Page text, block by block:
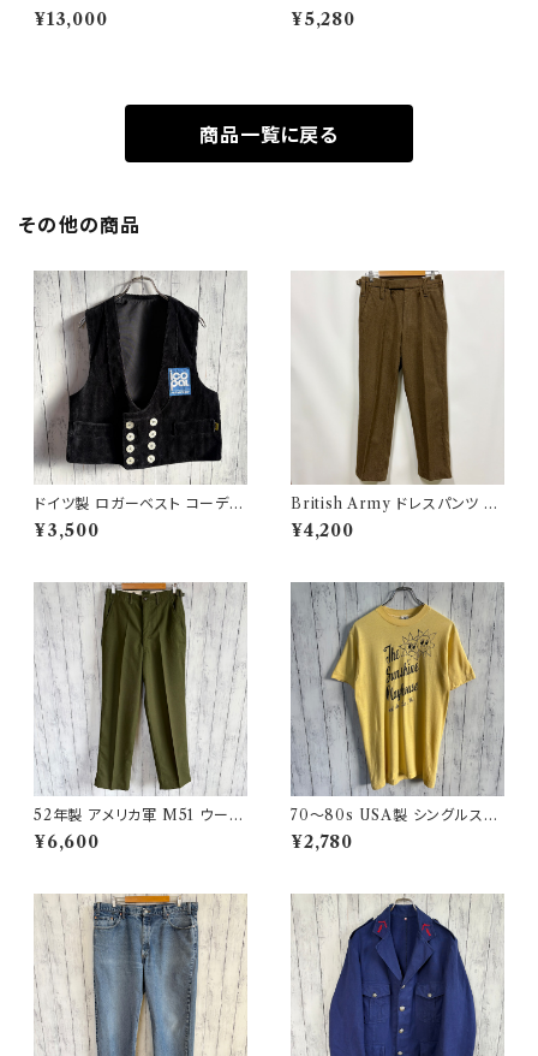
軍 ワークパンツ ペンキ パッチワ
ーク
¥13,000
ウールパンツ ミリタリーパンツ
スラックス
¥5,280
商品一覧に戻る
その他の商品
ドイツ製 ロガーベスト コーデュ
ロイベスト ワークベスト 黒 ダブ
ルブレスト
¥3,500
British Army ドレスパンツ イ
ギリス軍 スラックス ミリタリー
パンツ ウールパンツ2
¥4,200
52年製 アメリカ軍 M51 ウール
パンツ ミリタリーパンツ スラッ
クス ヴィンテージ US ARMY 1
¥6,600
70〜80s USA製 シングルステ
ッチT ヴィンテージTシャツ
¥2,780